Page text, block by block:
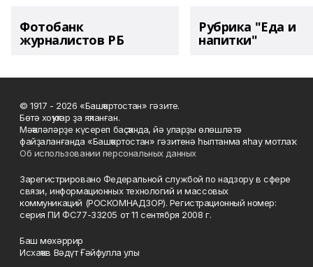
Фотобанк
журналистов РБ
Рубрика "Еда и
напитки"
© 1917 - 2026 «Башҡортостан» гәзите.
Бөтә хоҡуҡтар ҙа яҡланған.
Мәҡәләләрҙе күсереп баҫҡанда, йә уларҙы өлөшләтә
файҙаланғанда «Башҡортостан» гәзитенә һылтанма яһау мотлаҡ.
Об использовании персональных данных
Зарегистрировано Федеральной службой по надзору в сфере
связи, информационных технологий и массовых
коммуникаций (РОСКОМНАДЗОР). Регистрационный номер:
серия ПИ ФС77-33205 от 11 сентября 2008 г.
Баш мөхәррир
Исхаҡов Вәдүт Ғәйфулла улы